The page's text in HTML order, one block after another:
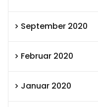
September 2020
Februar 2020
Januar 2020